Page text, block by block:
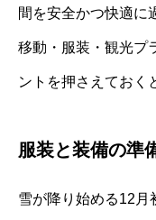
間を安全かつ快適に
移動・服装・観光プ
ントを押さえておく
服装と装備の準
雪が降り始める12月